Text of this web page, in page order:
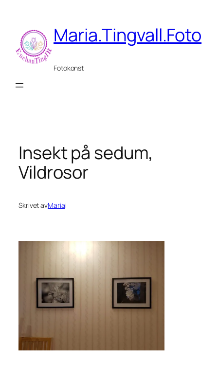
innehåll
Maria.Tingvall.Foto
Fotokonst
Insekt på sedum,
Vildrosor
Skrivet avMariai